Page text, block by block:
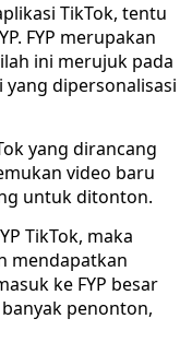
TikTok, tentu
FYP merupakan
ini merujuk pada
dipersonalisasi
yang dirancang
video baru
untuk ditonton.
TikTok, maka
mendapatkan
ke FYP besar
penonton,